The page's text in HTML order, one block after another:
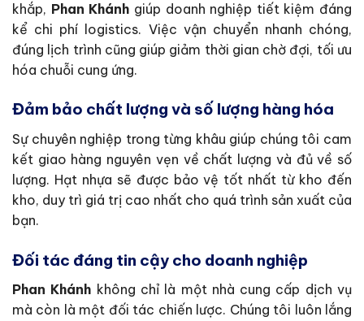
khắp, Phan Khánh giúp doanh nghiệp tiết kiệm đáng
kể chi phí logistics. Việc vận chuyển nhanh chóng,
đúng lịch trình cũng giúp giảm thời gian chờ đợi, tối ưu
hóa chuỗi cung ứng.
Đảm bảo chất lượng và số lượng hàng hóa
Sự chuyên nghiệp trong từng khâu giúp chúng tôi cam
kết giao hàng nguyên vẹn về chất lượng và đủ về số
lượng. Hạt nhựa sẽ được bảo vệ tốt nhất từ kho đến
kho, duy trì giá trị cao nhất cho quá trình sản xuất của
bạn.
Đối tác đáng tin cậy cho doanh nghiệp
Phan Khánh không chỉ là một nhà cung cấp dịch vụ
mà còn là một đối tác chiến lược. Chúng tôi luôn lắng